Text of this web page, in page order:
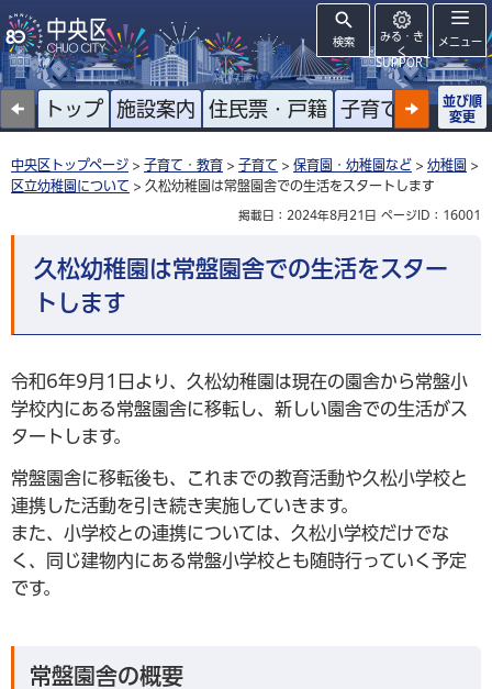
検索
みる・き
く
SUPPORT
メニュー
トップ 施設案内 住民票・戸籍 子育て 高齢者
並び順
変更
中央区トップページ > 子育て・教育 > 子育て > 保育園・幼稚園など > 幼稚園 >
区立幼稚園について > 久松幼稚園は常盤園舎での生活をスタートします
掲載日：2024年8月21日 ページID：16001
久松幼稚園は常盤園舎での生活をスター
トします
令和6年9月1日より、久松幼稚園は現在の園舎から常盤小
学校内にある常盤園舎に移転し、新しい園舎での生活がス
タートします。
常盤園舎に移転後も、これまでの教育活動や久松小学校と
連携した活動を引き続き実施していきます。
また、小学校との連携については、久松小学校だけでな
く、同じ建物内にある常盤小学校とも随時行っていく予定
です。
常盤園舎の概要